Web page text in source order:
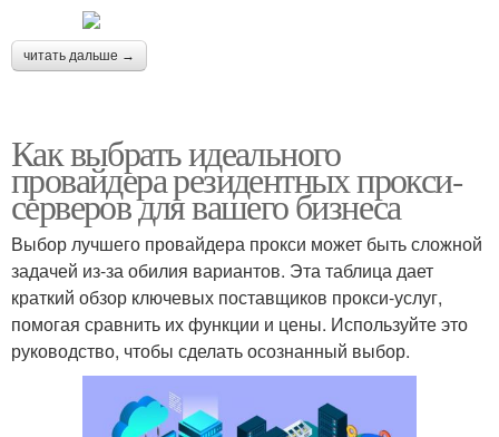
читать дальше →
Как выбрать идеального
провайдера резидентных прокси-
серверов для вашего бизнеса
Выбор лучшего провайдера прокси может быть сложной
задачей из-за обилия вариантов. Эта таблица дает
краткий обзор ключевых поставщиков прокси-услуг,
помогая сравнить их функции и цены. Используйте это
руководство, чтобы сделать осознанный выбор.